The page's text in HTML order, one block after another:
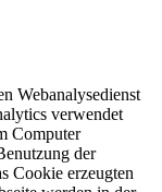
Webanalysedienst
verwendet
Computer
der
Cookie erzeugten